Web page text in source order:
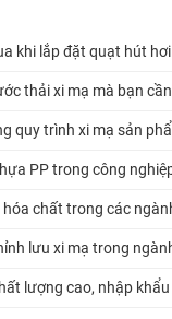
khi lắp đặt quạt hút
thải xi mạ mà bạn
quy trình xi mạ sản
PP trong công
chất trong các
lưu xi mạ trong
lượng cao, nhập